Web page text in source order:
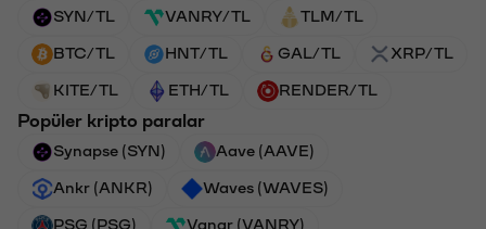
SYN/TL VANRY/TL TLM/TL
BTC/TL HNT/TL GAL/TL XRP/TL
KITE/TL ETH/TL RENDER/TL
Popüler kripto paralar
Synapse (SYN) Aave (AAVE)
Ankr (ANKR) Waves (WAVES)
PSG (PSG) Vanar (VANRY)